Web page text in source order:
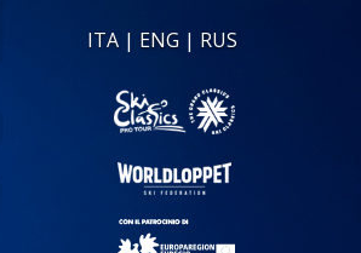
ITA | ENG | RUS